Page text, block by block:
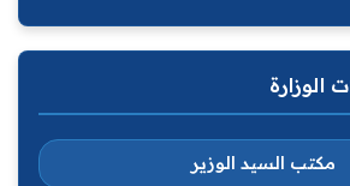
الوزارة
مكتب السيد الوزير